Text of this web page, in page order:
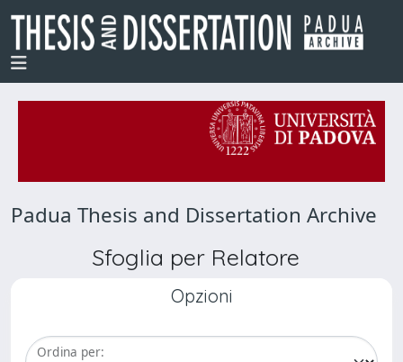
Padua Thesis and Dissertation Archive
Sfoglia per Relatore
Opzioni
Ordina per: